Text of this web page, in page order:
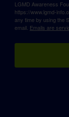
LGMD Awareness
https://www.lgmd-
any time by using the
email. Emails are